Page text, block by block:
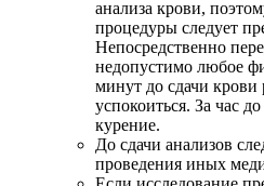
анализа крови,
процедуры следует
Непосредственно
недопустимо любое
минут до сдачи крови
успокоиться. За час
курение.
До сдачи анализов
проведения иных